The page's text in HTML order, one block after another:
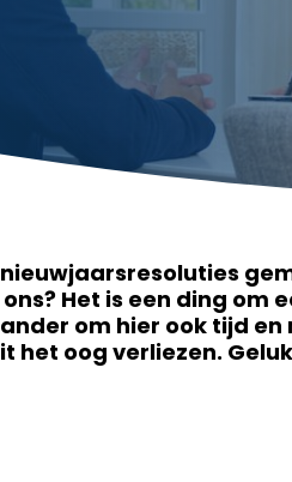
Het is een ding
om hier ook tijd
het oog verliezen.